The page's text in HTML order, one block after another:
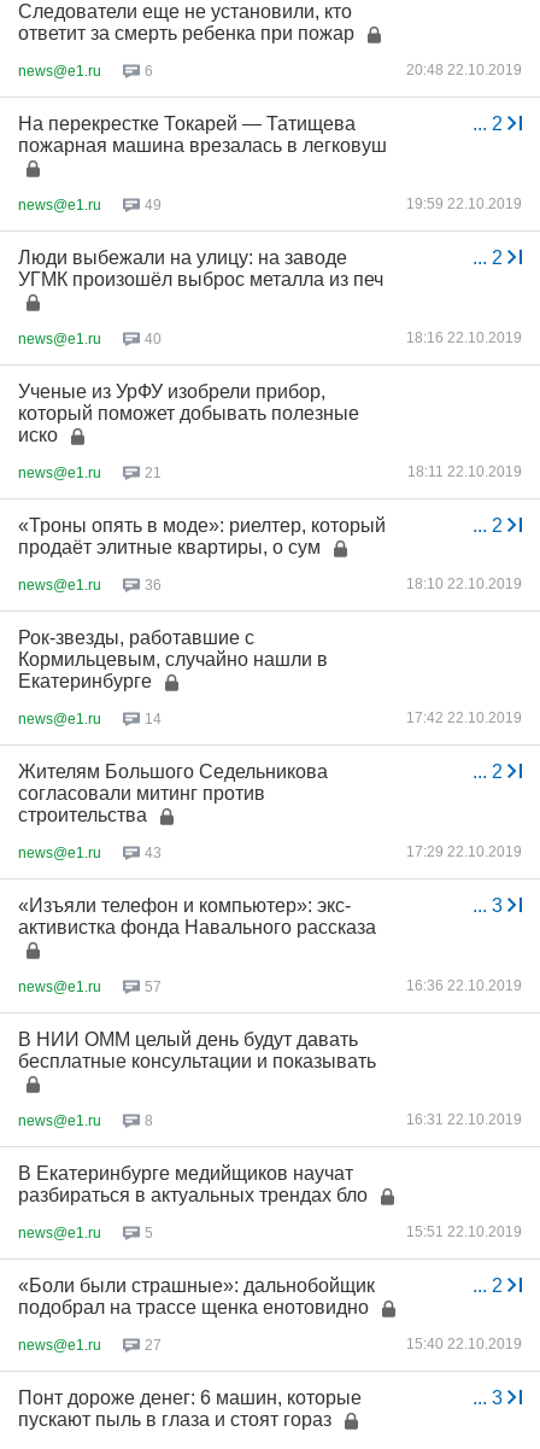
Следователи еще не установили, кто
ответит за смерть ребенка при пожар
news@e1.ru 6 20:48 22.10.2019
... 2
На перекрестке Токарей — Татищева
пожарная машина врезалась в легковуш
news@e1.ru 49 19:59 22.10.2019
... 2
Люди выбежали на улицу: на заводе
УГМК произошёл выброс металла из печ
news@e1.ru 40 18:16 22.10.2019
Ученые из УрФУ изобрели прибор,
который поможет добывать полезные
иско
news@e1.ru 21 18:11 22.10.2019
... 2
«Троны опять в моде»: риелтер, который
продаёт элитные квартиры, о сум
news@e1.ru 36 18:10 22.10.2019
Рок-звезды, работавшие с
Кормильцевым, случайно нашли в
Екатеринбурге
news@e1.ru 14 17:42 22.10.2019
... 2
Жителям Большого Седельникова
согласовали митинг против
строительства
news@e1.ru 43 17:29 22.10.2019
... 3
«Изъяли телефон и компьютер»: экс-
активистка фонда Навального рассказа
news@e1.ru 57 16:36 22.10.2019
В НИИ ОММ целый день будут давать
бесплатные консультации и показывать
news@e1.ru 8 16:31 22.10.2019
В Екатеринбурге медийщиков научат
разбираться в актуальных трендах бло
news@e1.ru 5 15:51 22.10.2019
... 2
«Боли были страшные»: дальнобойщик
подобрал на трассе щенка енотовидно
news@e1.ru 27 15:40 22.10.2019
... 3
Понт дороже денег: 6 машин, которые
пускают пыль в глаза и стоят гораз